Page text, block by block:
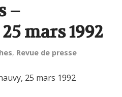
–
mars 1992
, Revue de presse
25 mars 1992